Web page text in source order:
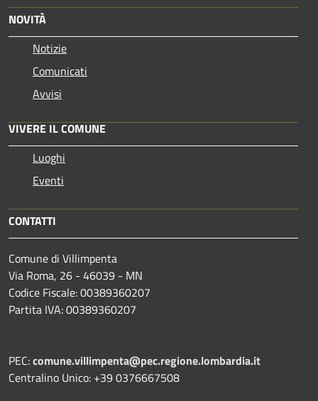
NOVITÀ
Notizie
Comunicati
Avvisi
VIVERE IL COMUNE
Luoghi
Eventi
CONTATTI
Comune di Villimpenta
Via Roma, 26 - 46039 - MN
Codice Fiscale: 00389360207
Partita IVA: 00389360207
PEC:comune.villimpenta@pec.regione.lombardia.it
Centralino Unico: +39 0376667508